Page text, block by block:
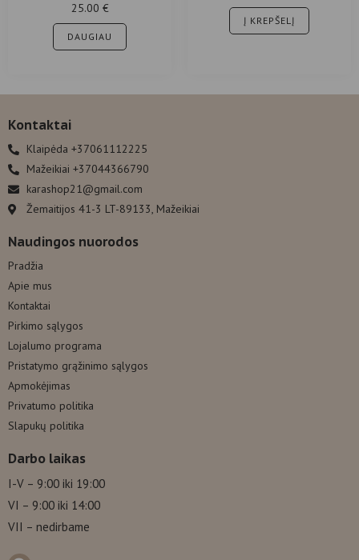
25.00 €
DAUGIAU
Į KREPŠELĮ
Kontaktai
Klaipėda +37061112225
Mažeikiai +37044366790
karashop21@gmail.com
Žemaitijos 41-3 LT-89133, Mažeikiai
Naudingos nuorodos
Pradžia
Apie mus
Kontaktai
Pirkimo sąlygos
Lojalumo programa
Pristatymo grąžinimo sąlygos
Apmokėjimas
Privatumo politika
Slapukų politika
Darbo laikas
I-V – 9:00 iki 19:00
VI – 9:00 iki 14:00
VII – nedirbame